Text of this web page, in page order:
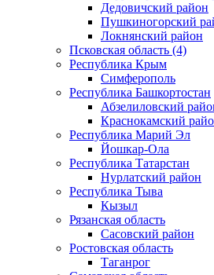
Дедовичский район
Пушкиногорский
Локнянский район
Псковская область (4)
Республика Крым
Симферополь
Республика Башкортостан
Абзелиловский
Краснокамский
Республика Марий Эл
Йошкар-Ола
Республика Татарстан
Нурлатский район
Республика Тыва
Кызыл
Рязанская область
Сасовский район
Ростовская область
Таганрог